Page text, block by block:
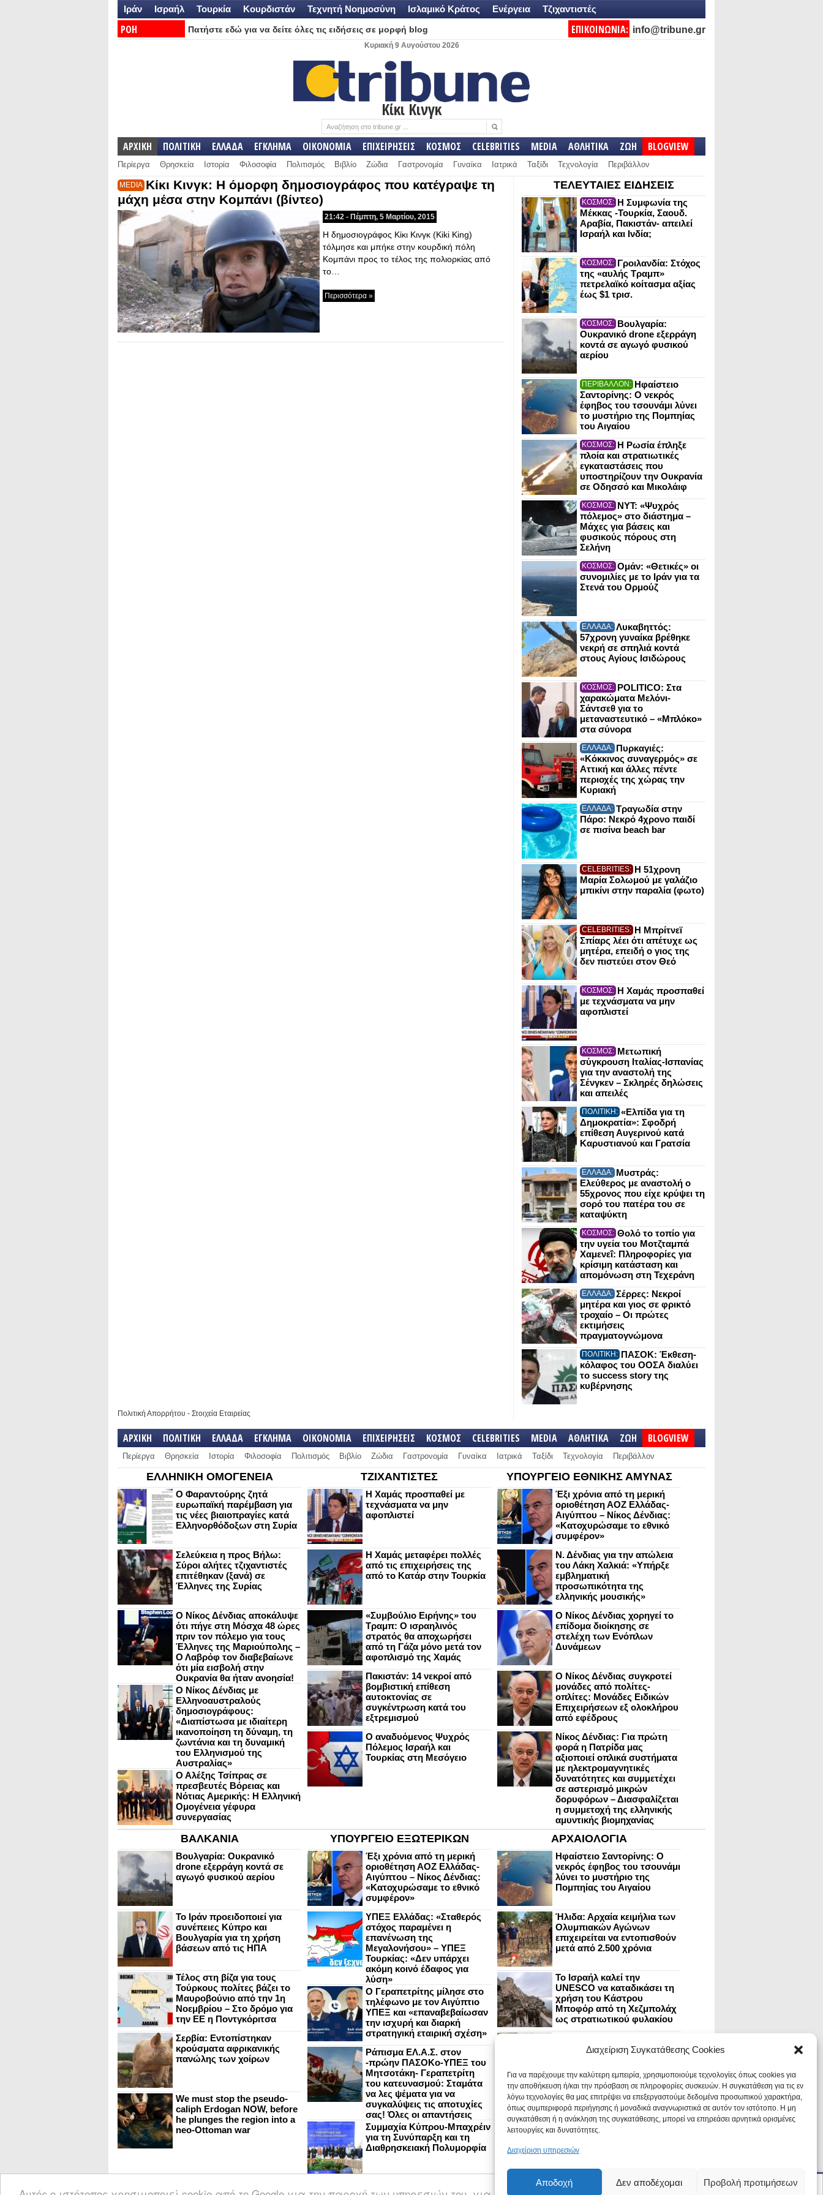
Διαχείριση Συγκατάθεσης Cookies
Για να παρέχουμε την καλύτερη εμπειρία, χρησιμοποιούμε τεχνολογίες όπως cookies για
την αποθήκευση ή/και την πρόσβαση σε πληροφορίες συσκευών. Η συγκατάθεση για τις εν
λόγω τεχνολογίες θα μας επιτρέψει να επεξεργαστούμε δεδομένα προσωπικού χαρακτήρα,
όπως συμπεριφορά περιήγησης ή μοναδικά αναγνωριστικά σε αυτόν τον ιστότοπο. Η μη
συγκατάθεση ή η ανάκληση της συγκατάθεσης, μπορεί να επηρεάσει αρνητικά ορισμένες
λειτουργίες και δυνατότητες.
Διαχείριση υπηρεσιών
Αποδοχή Δεν αποδέχομαι Προβολή προτιμήσεων
Ιράν Ισραήλ Τουρκία Κουρδιστάν Τεχνητή Νοημοσύνη Ισλαμικό Κράτος Ενέργεια Τζιχαντιστές
ΡΟΗ
Πατήστε εδώ για να δείτε όλες τις ειδήσεις σε μορφή blog ΕΠΙΚΟΙΝΩΝΙΑ: info@tribune.gr
Κυριακή 9 Αυγούστου 2026
Κίκι Κινγκ
ΑΡΧΙΚΗ ΠΟΛΙΤΙΚΗ ΕΛΛΑΔΑ ΕΓΚΛΗΜΑ ΟΙΚΟΝΟΜΙΑ ΕΠΙΧΕΙΡΗΣΕΙΣ ΚΟΣΜΟΣ CELEBRITIES MEDIA ΑΘΛΗΤΙΚΑ ΖΩΗ BLOGVIEW
Περίεργα Θρησκεία Ιστορία Φιλοσοφία Πολιτισμός Βιβλίο Ζώδια Γαστρονομία Γυναίκα Ιατρικά Ταξίδι Τεχνολογία Περιβάλλον
MEDIA Κίκι Κινγκ: Η όμορφη δημοσιογράφος που κατέγραψε τη
μάχη μέσα στην Κομπάνι (βίντεο)
21:42 - Πέμπτη, 5 Μαρτίου, 2015
Η δημοσιογράφος Κίκι Κινγκ (Kiki King)
τόλμησε και μπήκε στην κουρδική πόλη
Κομπάνι προς το τέλος της πολιορκίας από
το…
Περισσότερα »
ΤΕΛΕΥΤΑΙΕΣ ΕΙΔΗΣΕΙΣ
ΚΟΣΜΟΣ: Η Συμφωνία της
Μέκκας -Τουρκία, Σαουδ.
Αραβία, Πακιστάν- απειλεί
Ισραήλ και Ινδία;
ΚΟΣΜΟΣ: Γροιλανδία: Στόχος
της «αυλής Τραμπ»
πετρελαϊκό κοίτασμα αξίας
έως $1 τρισ.
ΚΟΣΜΟΣ: Βουλγαρία:
Ουκρανικό drone εξερράγη
κοντά σε αγωγό φυσικού
αερίου
ΠΕΡΙΒΑΛΛΟΝ: Ηφαίστειο
Σαντορίνης: Ο νεκρός
έφηβος του τσουνάμι λύνει
το μυστήριο της Πομπηίας
του Αιγαίου
ΚΟΣΜΟΣ: Η Ρωσία έπληξε
πλοία και στρατιωτικές
εγκαταστάσεις που
υποστηρίζουν την Ουκρανία
σε Οδησσό και Μικολάιφ
ΚΟΣΜΟΣ: NYT: «Ψυχρός
πόλεμος» στο διάστημα –
Μάχες για βάσεις και
φυσικούς πόρους στη
Σελήνη
ΚΟΣΜΟΣ: Ομάν: «Θετικές» οι
συνομιλίες με το Ιράν για τα
Στενά του Ορμούζ
ΕΛΛΑΔΑ: Λυκαβηττός:
57χρονη γυναίκα βρέθηκε
νεκρή σε σπηλιά κοντά
στους Αγίους Ισιδώρους
ΚΟΣΜΟΣ: POLITICO: Στα
χαρακώματα Μελόνι-
Σάντσεθ για το
μεταναστευτικό – «Μπλόκο»
στα σύνορα
ΕΛΛΑΔΑ: Πυρκαγιές:
«Κόκκινος συναγερμός» σε
Αττική και άλλες πέντε
περιοχές της χώρας την
Κυριακή
ΕΛΛΑΔΑ: Τραγωδία στην
Πάρο: Νεκρό 4χρονο παιδί
σε πισίνα beach bar
CELEBRITIES: Η 51χρονη
Μαρία Σολωμού με γαλάζιο
μπικίνι στην παραλία (φωτο)
CELEBRITIES: Η Μπρίτνεϊ
Σπίαρς λέει ότι απέτυχε ως
μητέρα, επειδή ο γιος της
δεν πιστεύει στον Θεό
ΚΟΣΜΟΣ: Η Χαμάς προσπαθεί
με τεχνάσματα να μην
αφοπλιστεί
ΚΟΣΜΟΣ: Μετωπική
σύγκρουση Ιταλίας-Ισπανίας
για την αναστολή της
Σένγκεν – Σκληρές δηλώσεις
και απειλές
ΠΟΛΙΤΙΚΗ: «Ελπίδα για τη
Δημοκρατία»: Σφοδρή
επίθεση Αυγερινού κατά
Καρυστιανού και Γρατσία
ΕΛΛΑΔΑ: Μυστράς:
Ελεύθερος με αναστολή ο
55χρονος που είχε κρύψει τη
σορό του πατέρα του σε
καταψύκτη
ΚΟΣΜΟΣ: Θολό το τοπίο για
την υγεία του Μοτζταμπά
Χαμενεΐ: Πληροφορίες για
κρίσιμη κατάσταση και
απομόνωση στη Τεχεράνη
ΕΛΛΑΔΑ: Σέρρες: Νεκροί
μητέρα και γιος σε φρικτό
τροχαίο – Οι πρώτες
εκτιμήσεις
πραγματογνώμονα
ΠΟΛΙΤΙΚΗ: ΠΑΣΟΚ: Έκθεση-
κόλαφος του ΟΟΣΑ διαλύει
το success story της
κυβέρνησης
Πολιτική Απορρήτου - Στοιχεία Εταιρείας
ΑΡΧΙΚΗ ΠΟΛΙΤΙΚΗ ΕΛΛΑΔΑ ΕΓΚΛΗΜΑ ΟΙΚΟΝΟΜΙΑ ΕΠΙΧΕΙΡΗΣΕΙΣ ΚΟΣΜΟΣ CELEBRITIES MEDIA ΑΘΛΗΤΙΚΑ ΖΩΗ BLOGVIEW
Περίεργα Θρησκεία Ιστορία Φιλοσοφία Πολιτισμός Βιβλίο Ζώδια Γαστρονομία Γυναίκα Ιατρικά Ταξίδι Τεχνολογία Περιβάλλον
ΕΛΛΗΝΙΚΗ ΟΜΟΓΕΝΕΙΑ
Ο Φαραντούρης ζητά
ευρωπαϊκή παρέμβαση για
τις νέες βιαιοπραγίες κατά
Ελληνορθόδοξων στη Συρία
Σελεύκεια η προς Βήλω:
Σύροι αλήτες τζιχαντιστές
επιτέθηκαν (ξανά) σε
Έλληνες της Συρίας
Ο Νίκος Δένδιας αποκάλυψε
ότι πήγε στη Μόσχα 48 ώρες
πριν τον πόλεμο για τους
Έλληνες της Μαριούπολης –
Ο Λαβρόφ τον διαβεβαίωνε
ότι μία εισβολή στην
Ουκρανία θα ήταν ανοησία!
Ο Νίκος Δένδιας με
Ελληνοαυστραλούς
δημοσιογράφους:
«Διαπίστωσα με ιδιαίτερη
ικανοποίηση τη δύναμη, τη
ζωντάνια και τη δυναμική
του Ελληνισμού της
Αυστραλίας»
Ο Αλέξης Τσίπρας σε
πρεσβευτές Βόρειας και
Νότιας Αμερικής: Η Ελληνική
Ομογένεια γέφυρα
συνεργασίας
ΤΖΙΧΑΝΤΙΣΤΕΣ
Η Χαμάς προσπαθεί με
τεχνάσματα να μην
αφοπλιστεί
Η Χαμάς μεταφέρει πολλές
από τις επιχειρήσεις της
από το Κατάρ στην Τουρκία
«Συμβούλιο Ειρήνης» του
Τραμπ: Ο ισραηλινός
στρατός θα αποχωρήσει
από τη Γάζα μόνο μετά τον
αφοπλισμό της Χαμάς
Πακιστάν: 14 νεκροί από
βομβιστική επίθεση
αυτοκτονίας σε
συγκέντρωση κατά του
εξτρεμισμού
Ο αναδυόμενος Ψυχρός
Πόλεμος Ισραήλ και
Τουρκίας στη Μεσόγειο
ΥΠΟΥΡΓΕΙΟ ΕΘΝΙΚΗΣ ΑΜΥΝΑΣ
Έξι χρόνια από τη μερική
οριοθέτηση ΑΟΖ Ελλάδας-
Αιγύπτου – Νίκος Δένδιας:
«Κατοχυρώσαμε το εθνικό
συμφέρον»
Ν. Δένδιας για την απώλεια
του Λάκη Χαλκιά: «Υπήρξε
εμβληματική
προσωπικότητα της
ελληνικής μουσικής»
Ο Νίκος Δένδιας χορηγεί το
επίδομα διοίκησης σε
στελέχη των Ενόπλων
Δυνάμεων
Ο Νίκος Δένδιας συγκροτεί
μονάδες από πολίτες-
οπλίτες: Μονάδες Ειδικών
Επιχειρήσεων εξ ολοκλήρου
από εφέδρους
Νίκος Δένδιας: Για πρώτη
φορά η Πατρίδα μας
αξιοποιεί οπλικά συστήματα
με ηλεκτρομαγνητικές
δυνατότητες και συμμετέχει
σε αστερισμό μικρών
δορυφόρων – Διασφαλίζεται
η συμμετοχή της ελληνικής
αμυντικής βιομηχανίας
ΒΑΛΚΑΝΙΑ
Βουλγαρία: Ουκρανικό
drone εξερράγη κοντά σε
αγωγό φυσικού αερίου
Το Ιράν προειδοποιεί για
συνέπειες Κύπρο και
Βουλγαρία για τη χρήση
βάσεων από τις ΗΠΑ
Τέλος στη βίζα για τους
Τούρκους πολίτες βάζει το
Μαυροβούνιο από την 1η
Νοεμβρίου – Στο δρόμο για
την ΕΕ η Ποντγκόριτσα
Σερβία: Εντοπίστηκαν
κρούσματα αφρικανικής
πανώλης των χοίρων
We must stop the pseudo-
caliph Erdogan NOW, before
he plunges the region into a
neo-Ottoman war
ΥΠΟΥΡΓΕΙΟ ΕΞΩΤΕΡΙΚΩΝ
Έξι χρόνια από τη μερική
οριοθέτηση ΑΟΖ Ελλάδας-
Αιγύπτου – Νίκος Δένδιας:
«Κατοχυρώσαμε το εθνικό
συμφέρον»
ΥΠΕΞ Ελλάδας: «Σταθερός
στόχος παραμένει η
επανένωση της
Μεγαλονήσου» – ΥΠΕΞ
Τουρκίας: «Δεν υπάρχει
ακόμη κοινό έδαφος για
λύση»
Ο Γεραπετρίτης μίλησε στο
τηλέφωνο με τον Αιγύπτιο
ΥΠΕΞ και «επαναβεβαίωσαν
την ισχυρή και διαρκή
στρατηγική εταιρική σχέση»
Ράπισμα ΕΛ.Α.Σ. στον
-πρώην ΠΑΣΟΚο-ΥΠΕΞ του
Μητσοτάκη- Γεραπετρίτη
του κατευνασμού: Σταμάτα
να λες ψέματα για να
συγκαλύψεις τις αποτυχίες
σας! Όλες οι απαντήσεις
Συμμαχία Κύπρου-Μπαχρέιν
για τη Συνύπαρξη και τη
Διαθρησκειακή Πολυμορφία
ΑΡΧΑΙΟΛΟΓΙΑ
Ηφαίστειο Σαντορίνης: Ο
νεκρός έφηβος του τσουνάμι
λύνει το μυστήριο της
Πομπηίας του Αιγαίου
Ήλιδα: Αρχαία κειμήλια των
Ολυμπιακών Αγώνων
επιχειρείται να εντοπισθούν
μετά από 2.500 χρόνια
Το Ισραήλ καλεί την
UNESCO να καταδικάσει τη
χρήση του Κάστρου
Μποφόρ από τη Χεζμπολάχ
ως στρατιωτικού φυλακίου
της πρώτης μάχης του
τους Πέρσες υπό ιστορική
προστασία
Μυστράς: Aνακαίνιση του
ανακτόρου στην
καστροπολιτεία και εκθέσεις
στο Παλάτι των Δεσποτών
Για έγκυρη ενημέρωση πατήστε follow